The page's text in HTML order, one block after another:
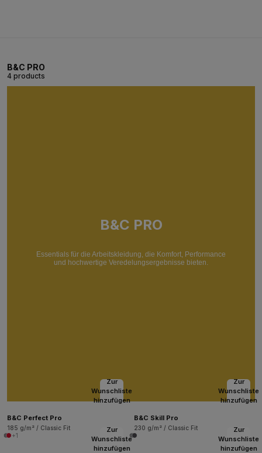
B&C PRO
4 products
B&C PRO
Essentials für die Arbeitskleidung, die Komfort, Performance
und hochwertige Veredelungsergebnisse bieten.
Zur
Wunschliste
hinzufügen
B&C Perfect Pro
185 g/m² / Classic Fit
+1
Zur
Wunschliste
hinzufügen
B&C Skill Pro
230 g/m² / Classic Fit
Zur
Wunschliste
hinzufügen
Zur
Wunschliste
hinzufügen